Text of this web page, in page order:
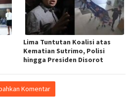
Lima Tuntutan Koalisi atas
Kematian Sutrimo, Polisi
hingga Presiden Disorot
Komentar